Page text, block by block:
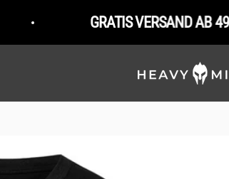
GRATIS VERSAND AB 49€ 🇩🇪
HeavyMind